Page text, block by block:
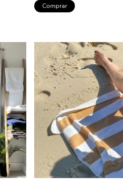
Comprar